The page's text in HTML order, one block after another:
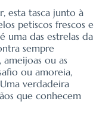
esta tasca junto à
petiscos frescos e
uma das estrelas da
sempre
ameijoas ou as
ou amoreia,
verdadeira
que conhecem